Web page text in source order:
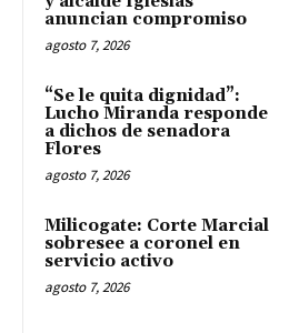
anuncian compromiso
agosto 7, 2026
“Se le quita dignidad”:
Lucho Miranda responde
a dichos de senadora
Flores
agosto 7, 2026
Milicogate: Corte Marcial
sobresee a coronel en
servicio activo
agosto 7, 2026